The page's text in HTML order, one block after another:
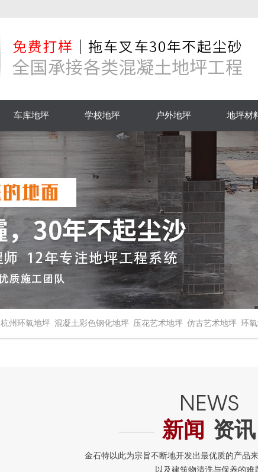
车库地坪 学校地坪 户外地坪 地坪材
杭州环氧地坪 混凝土彩色钢化地坪 压花艺术地坪 仿古艺术地坪 环
新闻 资讯